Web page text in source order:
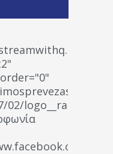
wp-
02/